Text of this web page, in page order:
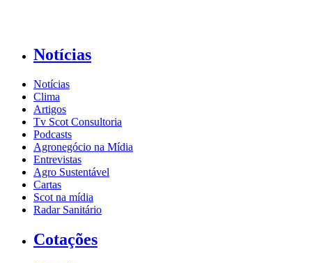
Notícias
Notícias
Clima
Artigos
Tv Scot Consultoria
Podcasts
Agronegócio na Mídia
Entrevistas
Agro Sustentável
Cartas
Scot na mídia
Radar Sanitário
Cotações